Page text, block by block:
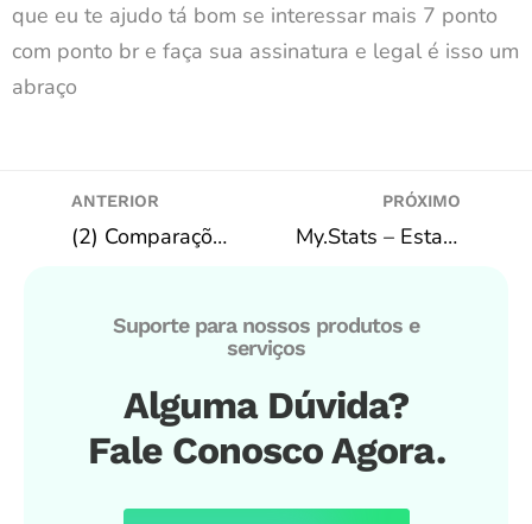
que eu te ajudo tá bom se interessar mais 7 ponto
com ponto br e faça sua assinatura e legal é isso um
abraço
ANTERIOR
(2) Comparações iniciais do novo Feed do Scanner – Bf Bot Manager / InPlayScanner
PRÓXIMO
My.Stats – Estatísticas de futebol
Suporte para nossos produtos e
serviços
Alguma Dúvida?
Fale Conosco Agora.